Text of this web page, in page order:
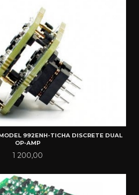
992ENH-TICHA DISCRETE DUAL
OP-AMP
Pris
1 200,00